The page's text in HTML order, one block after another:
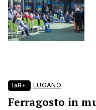
laR+ LUGANO
Ferragosto in